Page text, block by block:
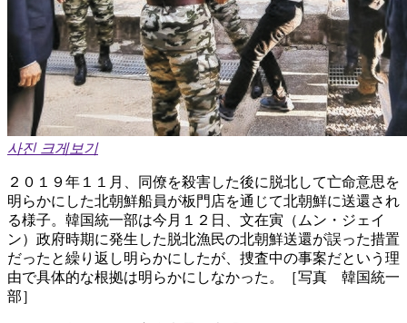
사진 크게보기
２０１９年１１月、同僚を殺害した後に脱北して亡命意思を
明らかにした北朝鮮船員が板門店を通じて北朝鮮に送還され
る様子。韓国統一部は今月１２日、文在寅（ムン・ジェイ
ン）政府時期に発生した脱北漁民の北朝鮮送還が誤った措置
だったと繰り返し明らかにしたが、捜査中の事案だという理
由で具体的な根拠は明らかにしなかった。［写真 韓国統一
部］